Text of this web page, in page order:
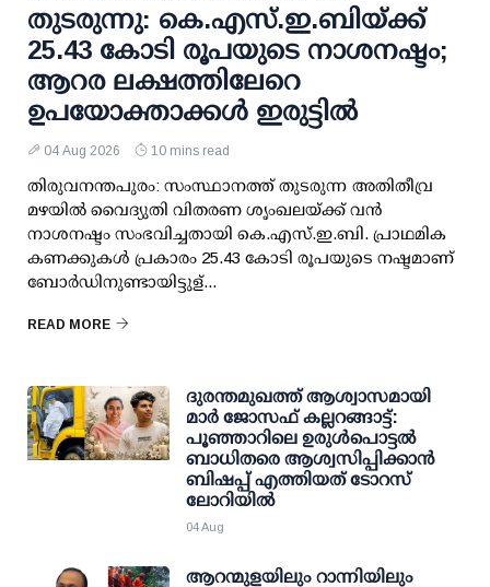
തുടരുന്നു: കെ.എസ്.ഇ.ബിയ്ക്ക്
25.43 കോടി രൂപയുടെ നാശനഷ്ടം;
ആറര ലക്ഷത്തിലേറെ
ഉപയോക്താക്കള്‍ ഇരുട്ടില്‍
04 Aug 2026 10 mins read
തിരുവനന്തപുരം: സംസ്ഥാനത്ത് തുടരുന്ന അതിതീവ്ര
മഴയില്‍ വൈദ്യുതി വിതരണ ശൃംഖലയ്ക്ക് വന്‍
നാശനഷ്ടം സംഭവിച്ചതായി കെ.എസ്.ഇ.ബി. പ്രാഥമിക
കണക്കുകള്‍ പ്രകാരം 25.43 കോടി രൂപയുടെ നഷ്ടമാണ്
ബോര്‍ഡിനുണ്ടായിട്ടുള്...
READ MORE
ദുരന്തമുഖത്ത് ആശ്വാസമായി
മാര്‍ ജോസഫ് കല്ലറങ്ങാട്ട്:
പൂഞ്ഞാറിലെ ഉരുള്‍പൊട്ടല്‍
ബാധിതരെ ആശ്വസിപ്പിക്കാന്‍
ബിഷപ്പ് എത്തിയത് ടോറസ്
ലോറിയില്‍
04 Aug
ആറന്മുളയിലും റാന്നിയിലും